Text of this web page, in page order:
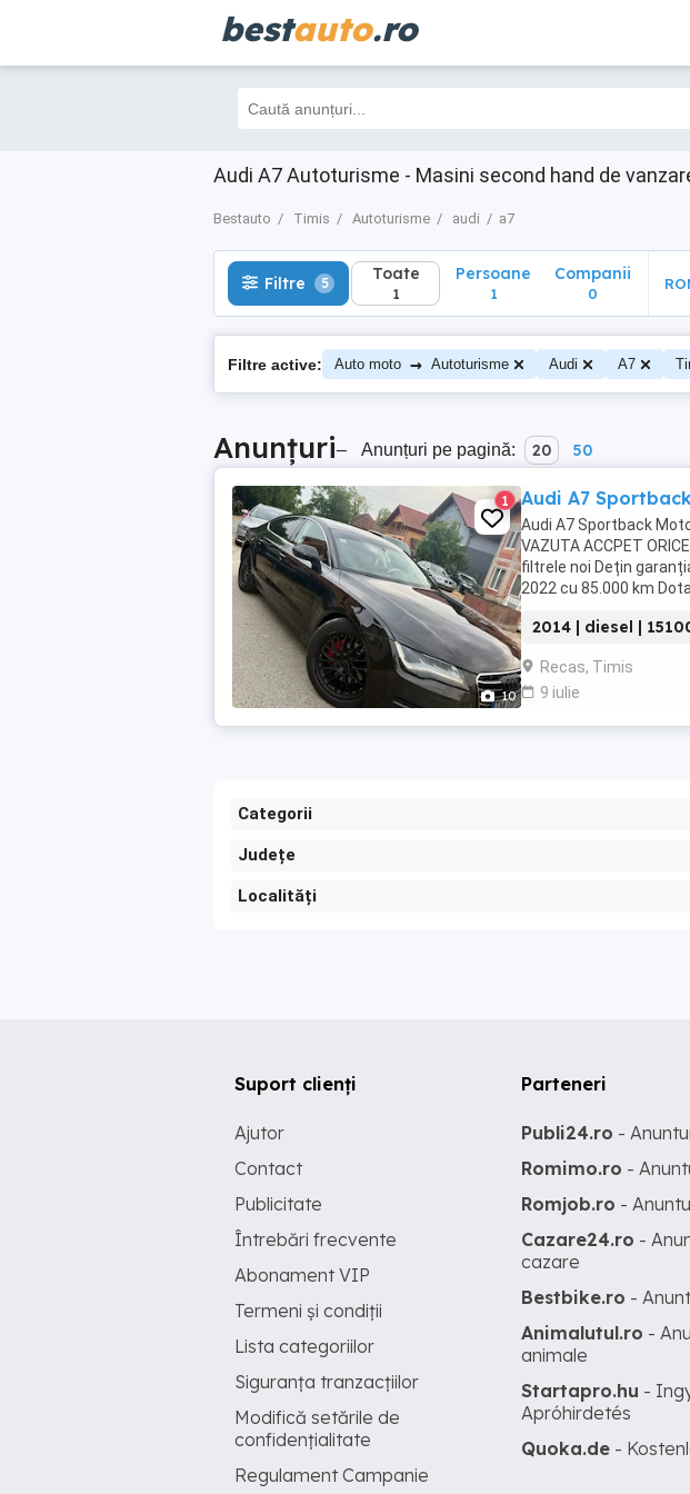
bestauto.ro
Audi A7 Autoturisme - Masini second hand de
Bestauto Timis Autoturisme audi a7
Filtre 5 Toate
1
Filtre 5 Toate
1
Persoane
1
Companii
0
Filtre active: Auto moto → Autoturisme Audi A7
Anunțuri– Anunțuri pe pagină: 20 50
10
1 Audi A7
Audi A7 Sportback
VAZUTA ACCPET
filtrele noi Dețin
2022 cu 85.000 km
2014 | diesel |
Recas, Timis
9 iulie
Categorii
Județe
Localități
Suport clienți
Ajutor
Contact
Publicitate
Întrebări frecvente
Abonament VIP
Termeni și condiții
Lista categoriilor
Siguranța tranzacțiilor
Modifică setările de
confidențialitate
Regulament Campanie
Parteneri
Publi24.ro -
Romimo.ro -
Romjob.ro -
Cazare24.ro -
cazare
Bestbike.ro -
Animalutul.ro -
animale
Startapro.hu -
Apróhirdetés
Quoka.de -